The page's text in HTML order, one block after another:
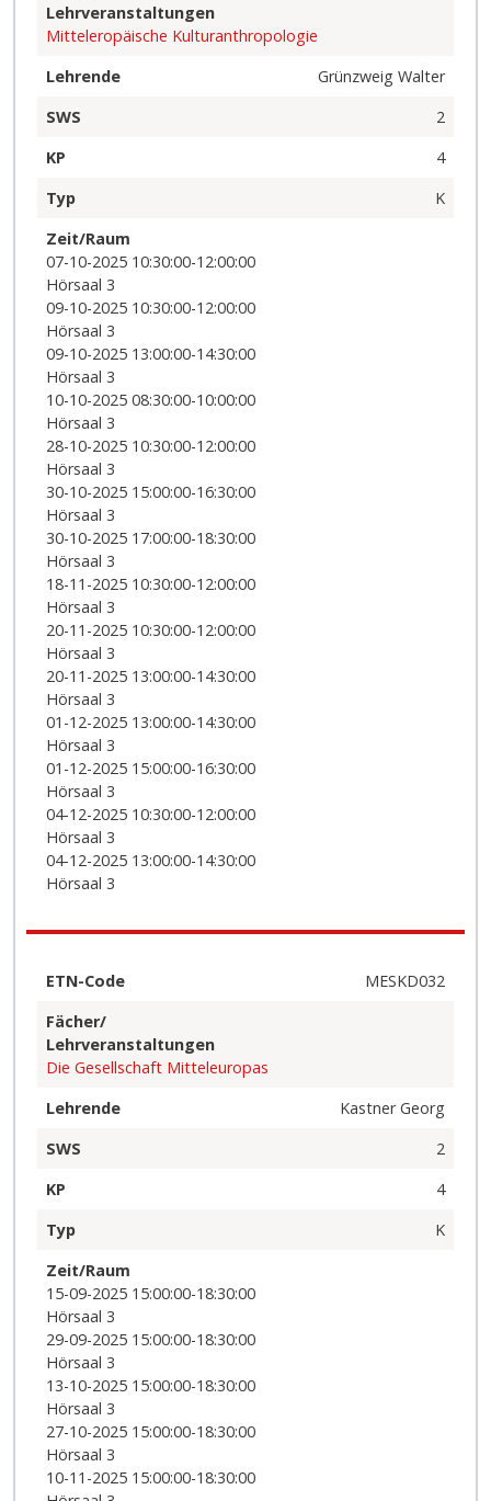
Lehrveranstaltungen
Mitteleropäische Kulturanthropologie
Lehrende
Grünzweig Walter
SWS
2
KP
4
Typ
K
Zeit/Raum
07-10-2025 10:30:00-12:00:00
Hörsaal 3
09-10-2025 10:30:00-12:00:00
Hörsaal 3
09-10-2025 13:00:00-14:30:00
Hörsaal 3
10-10-2025 08:30:00-10:00:00
Hörsaal 3
28-10-2025 10:30:00-12:00:00
Hörsaal 3
30-10-2025 15:00:00-16:30:00
Hörsaal 3
30-10-2025 17:00:00-18:30:00
Hörsaal 3
18-11-2025 10:30:00-12:00:00
Hörsaal 3
20-11-2025 10:30:00-12:00:00
Hörsaal 3
20-11-2025 13:00:00-14:30:00
Hörsaal 3
01-12-2025 13:00:00-14:30:00
Hörsaal 3
01-12-2025 15:00:00-16:30:00
Hörsaal 3
04-12-2025 10:30:00-12:00:00
Hörsaal 3
04-12-2025 13:00:00-14:30:00
Hörsaal 3
ETN-Code
MESKD032
Fächer/
Lehrveranstaltungen
Die Gesellschaft Mitteleuropas
Lehrende
Kastner Georg
SWS
2
KP
4
Typ
K
Zeit/Raum
15-09-2025 15:00:00-18:30:00
Hörsaal 3
29-09-2025 15:00:00-18:30:00
Hörsaal 3
13-10-2025 15:00:00-18:30:00
Hörsaal 3
27-10-2025 15:00:00-18:30:00
Hörsaal 3
10-11-2025 15:00:00-18:30:00